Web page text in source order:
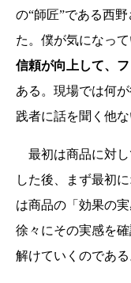
の“師匠”である西
た。僕が気になって
信頼が向上して、
ある。現場では何
践者に話を聞く他な
最初は商品に対し
した後、まず最初
は商品の「効果の
徐々にその実感を
解けていくのである